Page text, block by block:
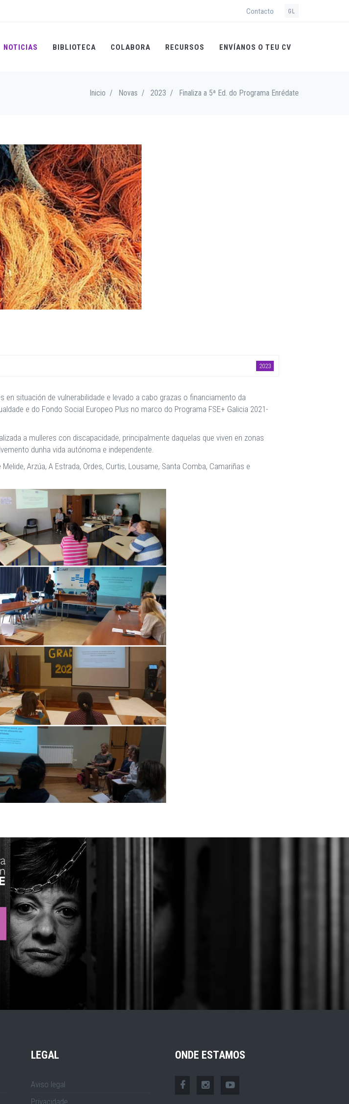
Contacto GL
NOTICIAS BIBLIOTECA COLABORA RECURSOS ENVÍANOS O TEU CV
Inicio / Novas / 2023 / Finaliza a 5ª Ed. do Programa Enrédate
2023
en situación de vulnerabilidade e levado a cabo grazas o financiamento da
e do Fondo Social Europeo Plus no marco do Programa FSE+ Galicia 2021-
a mulleres con discapacidade, principalmente daquelas que viven en zonas
dunha vida autónoma e independente.
Arzúa, A Estrada, Ordes, Curtis, Lousame, Santa Comba, Camariñas e
LEGAL
Aviso legal
Privacidade
ONDE ESTAMOS